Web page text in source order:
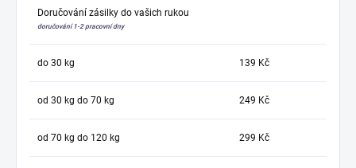
Doručování zásilky do vašich rukou
doručování 1-2 pracovní dny
do 30 kg 139 Kč
od 30 kg do 70 kg 249 Kč
od 70 kg do 120 kg 299 Kč